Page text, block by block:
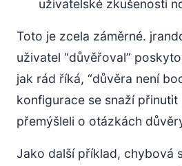
uživatelské zkušenosti
Toto je zcela záměrné.
uživatel “důvěřoval”
jak rád říká, “důvěra není
konfigurace se snaží přinutit
přemýšleli o otázkách
Jako další příklad, chybová